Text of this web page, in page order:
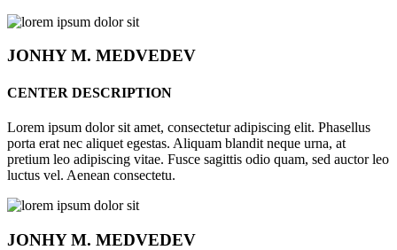
JONHYM. MEDVEDEV
CENTER DESCRIPTION
Lorem ipsum dolor sit amet, consectetur adipiscing elit. Phasellus
porta erat nec aliquet egestas. Aliquam blandit neque urna, at
pretium leo adipiscing vitae. Fusce sagittis odio quam, sed auctor leo
luctus vel. Aenean consectetu.
JONHYM. MEDVEDEV